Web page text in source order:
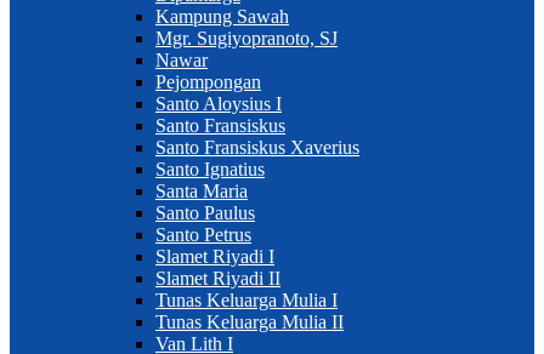
Kampung Sawah
Mgr. Sugiyopranoto, SJ
Nawar
Pejompongan
Santo Aloysius I
Santo Fransiskus
Santo Fransiskus Xaverius
Santo Ignatius
Santa Maria
Santo Paulus
Santo Petrus
Slamet Riyadi I
Slamet Riyadi II
Tunas Keluarga Mulia I
Tunas Keluarga Mulia II
Van Lith I